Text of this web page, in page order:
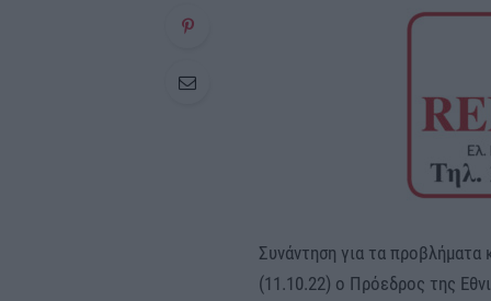
Συνάντηση για τα προβλήματα
(11.10.22) ο Πρόεδρος της